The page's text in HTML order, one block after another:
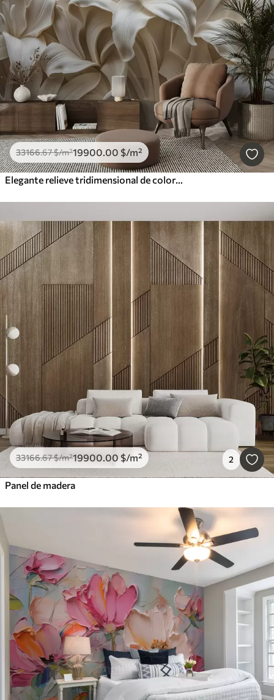
33166.67$/m²19900.00 $/m²
Elegante relieve tridimensional de color beige de lirios tallados
33166.67$/m²19900.00 $/m² 2
Panel de madera